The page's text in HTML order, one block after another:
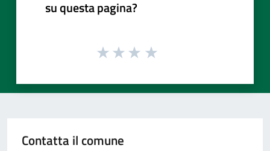
su questa pagina?
Contatta il comune